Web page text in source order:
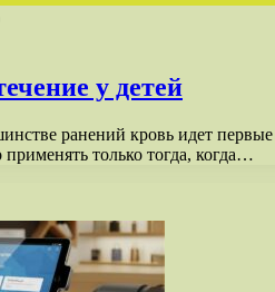
у детей
ранений кровь идет
применять только тогда, когда…